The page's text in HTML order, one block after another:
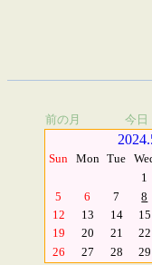
前の月 今日
Sun Mon Tue
1
5
6 7 8
12
13 14 15
19
20 21 22
26
27 28 29